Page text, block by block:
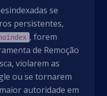
se
persistentes,
, forem
de Remoção
violarem as
ou se tornarem
autoridade em